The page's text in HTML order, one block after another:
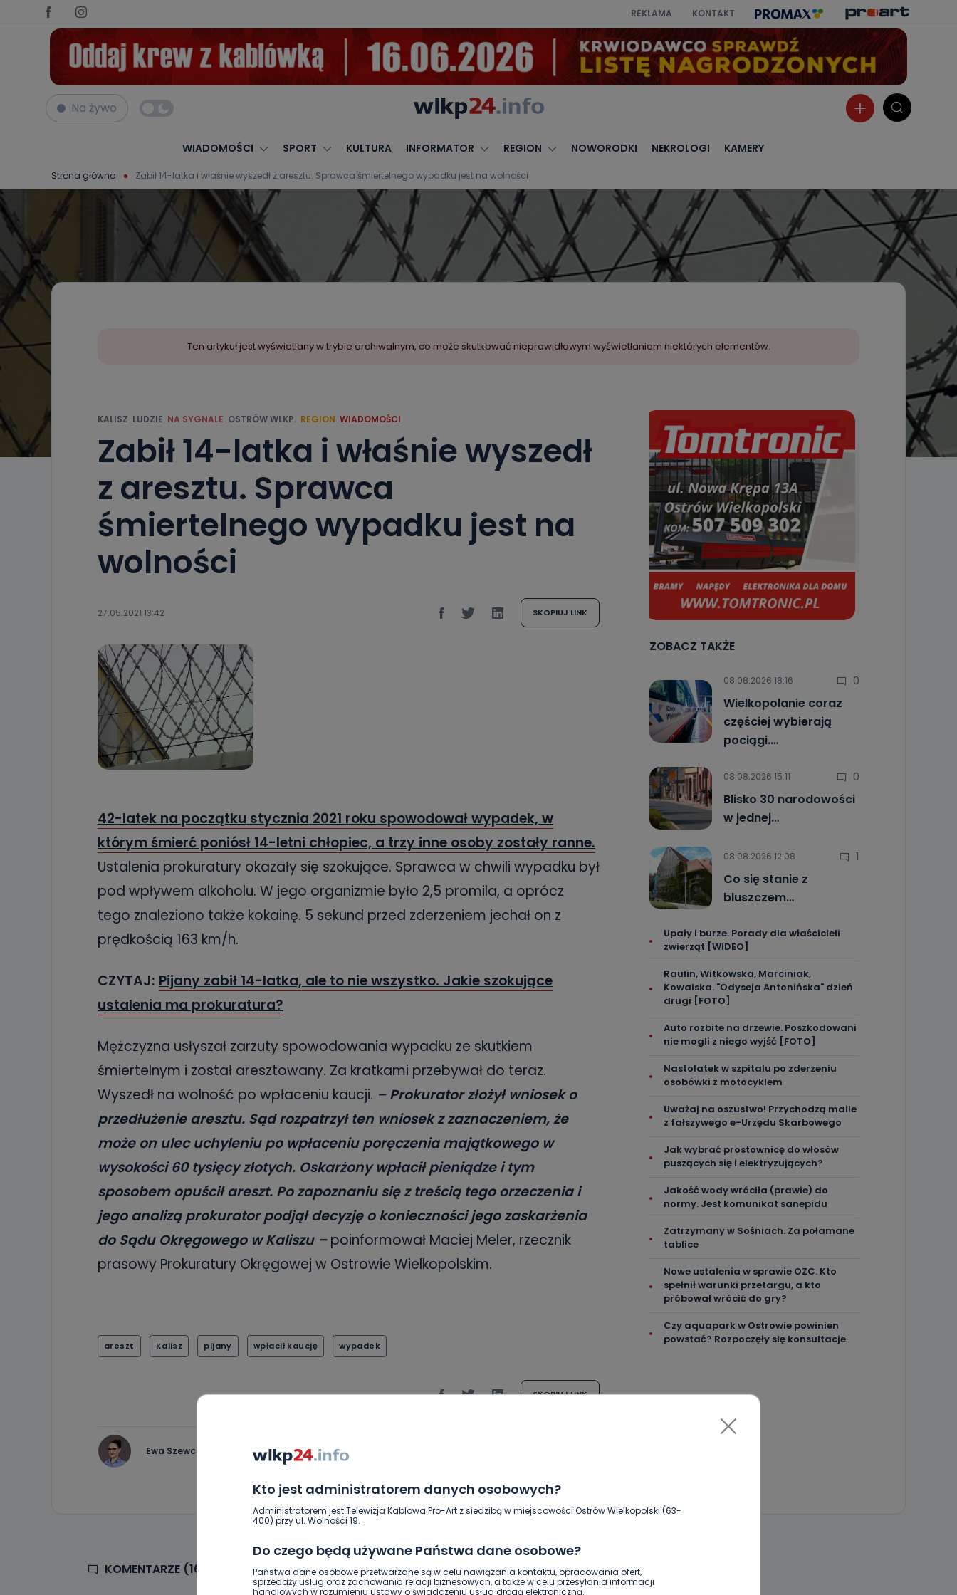
REKLAMA KONTAKT
Na żywo
WIADOMOŚCI SPORT KULTURA INFORMATOR REGION NOWORODKI NEKROLOGI KAMERY
Strona główna Zabił 14-latka i właśnie wyszedł z aresztu. Sprawca śmiertelnego wypadku jest na wolności
Kto jest administratorem danych osobowych?
Administratorem jest Telewizja Kablowa Pro-Art z siedzibą w miejscowości Ostrów Wielkopolski (63-
400) przy ul. Wolności 19.
Do czego będą używane Państwa dane osobowe?
Państwa dane osobowe przetwarzane są w celu nawiązania kontaktu, opracowania ofert,
sprzedaży usług oraz zachowania relacji biznesowych, a także w celu przesyłania informacji
handlowych w rozumieniu ustawy o świadczeniu usług drogą elektroniczną.
Ten artykuł jest wyświetlany w trybie archiwalnym, co może skutkować nieprawidłowym wyświetlaniem niektórych elementów.
KALISZ LUDZIE NA SYGNALE OSTRÓW WLKP. REGION WIADOMOŚCI
Zabił 14-latka i właśnie wyszedł
z aresztu. Sprawca
śmiertelnego wypadku jest na
wolności
27.05.2021 13:42 SKOPIUJ LINK
42-latek na początku stycznia 2021 roku spowodował wypadek, w
którym śmierć poniósł 14-letni chłopiec, a trzy inne osoby zostały ranne.
Ustalenia prokuratury okazały się szokujące. Sprawca w chwili wypadku był
pod wpływem alkoholu. W jego organizmie było 2,5 promila, a oprócz
tego znaleziono także kokainę. 5 sekund przed zderzeniem jechał on z
prędkością 163 km/h.
CZYTAJ: Pijany zabił 14-latka, ale to nie wszystko. Jakie szokujące
ustalenia ma prokuratura?
Mężczyzna usłyszał zarzuty spowodowania wypadku ze skutkiem
śmiertelnym i został aresztowany. Za kratkami przebywał do teraz.
Wyszedł na wolność po wpłaceniu kaucji. – Prokurator złożył wniosek o
przedłużenie aresztu. Sąd rozpatrzył ten wniosek z zaznaczeniem, że
może on ulec uchyleniu po wpłaceniu poręczenia majątkowego w
wysokości 60 tysięcy złotych. Oskarżony wpłacił pieniądze i tym
sposobem opuścił areszt. Po zapoznaniu się z treścią tego orzeczenia i
jego analizą prokurator podjął decyzję o konieczności jego zaskarżenia
do Sądu Okręgowego w Kaliszu –poinformował Maciej Meler, rzecznik
prasowy Prokuratury Okręgowej w Ostrowie Wielkopolskim.
areszt Kalisz pijany wpłacił kaucję wypadek
SKOPIUJ LINK
Ewa Szewczyk
ZOBACZ TAKŻE
08.08.2026 18:16 0
Wielkopolanie coraz
częściej wybierają
pociągi.…
08.08.2026 15:11 0
Blisko 30 narodowości
w jednej…
08.08.2026 12:08 1
Co się stanie z
bluszczem…
Upały i burze. Porady dla właścicieli
zwierząt [WIDEO]
Raulin, Witkowska, Marciniak,
Kowalska. "Odyseja Antonińska" dzień
drugi [FOTO]
Auto rozbite na drzewie. Poszkodowani
nie mogli z niego wyjść [FOTO]
Nastolatek w szpitalu po zderzeniu
osobówki z motocyklem
Uważaj na oszustwo! Przychodzą maile
z fałszywego e-Urzędu Skarbowego
Jak wybrać prostownicę do włosów
puszących się i elektryzujących?
Jakość wody wróciła (prawie) do
normy. Jest komunikat sanepidu
Zatrzymany w Sośniach. Za połamane
tablice
Nowe ustalenia w sprawie OZC. Kto
spełnił warunki przetargu, a kto
próbował wrócić do gry?
Czy aquapark w Ostrowie powinien
powstać? Rozpoczęły się konsultacje
KOMENTARZE (16) DOŁĄCZ DO DYSKUSJI